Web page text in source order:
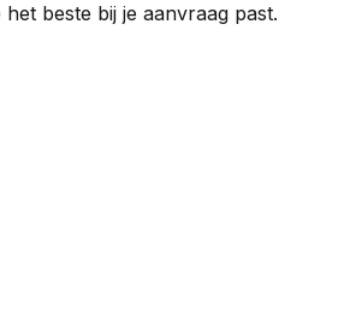
het beste bij je aanvraag past.